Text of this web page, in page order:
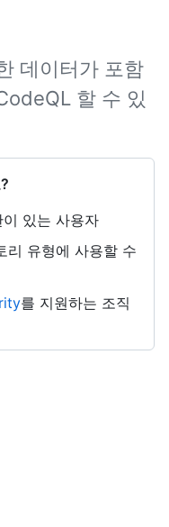
데이터가 포함
할 수 있
이 있는 사용자
리 유형에 사용할 수
를 지원하는 조직